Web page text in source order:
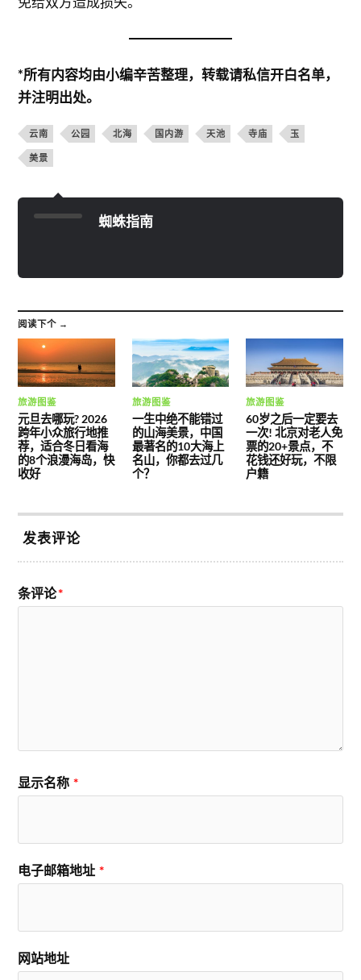
*所有内容均由小编辛苦整理，转载请私信开白名单，
并注明出处。
云南 公园 北海 国内游 天池 寺庙 玉
美景
蜘蛛指南
阅读下个 →
旅游图鉴
元旦去哪玩? 2026
跨年小众旅行地推
荐，适合冬日看海
的8个浪漫海岛，快
收好
旅游图鉴
一生中绝不能错过
的山海美景，中国
最著名的10大海上
名山，你都去过几
个？
旅游图鉴
60岁之后一定要去
一次! 北京对老人免
票的20+景点，不
花钱还好玩，不限
户籍
发表评论
条评论*
显示名称 *
电子邮箱地址 *
网站地址